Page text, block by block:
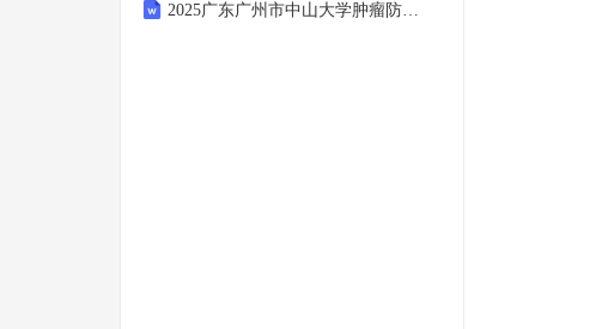
2025广东广州市中山大学肿瘤防治中心实验研究部杨江教授课题组博士后招聘2人备考笔试试题及答案解析